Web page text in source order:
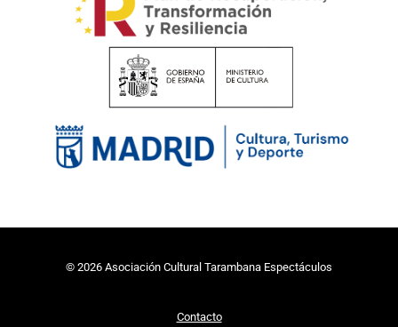
Ministerio de Cultura
© 2026 Asociación Cultural Tarambana Espectáculos
Contacto